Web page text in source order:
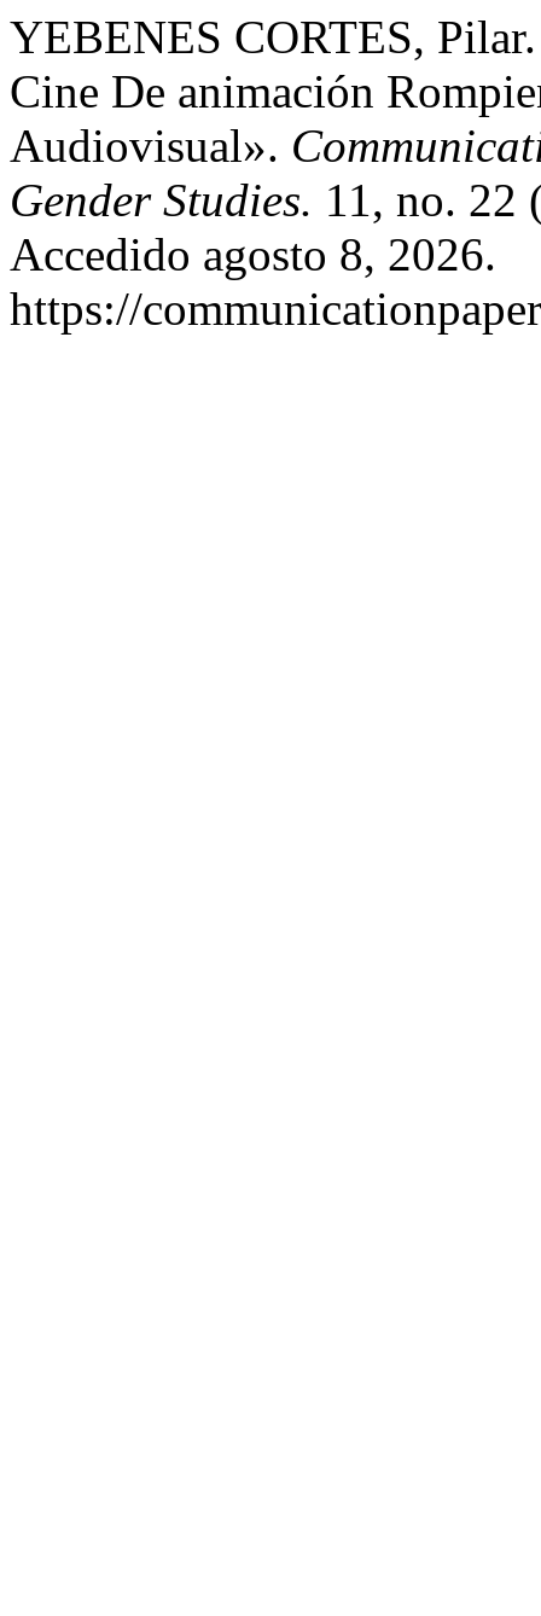
YEBENES CORTES,
Cine De animación
Audiovisual».
Gender Studies. 11, no. 22
Accedido agosto 8, 2026.
https://